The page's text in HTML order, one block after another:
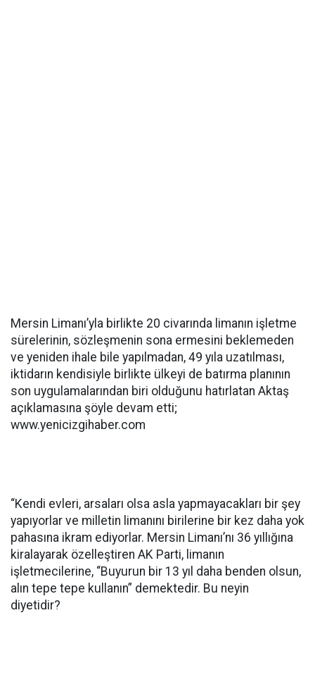
Mersin Limanı’yla birlikte 20 civarında limanın işletme
sürelerinin, sözleşmenin sona ermesini beklemeden
ve yeniden ihale bile yapılmadan, 49 yıla uzatılması,
iktidarın kendisiyle birlikte ülkeyi de batırma planının
son uygulamalarından biri olduğunu hatırlatan Aktaş
açıklamasına şöyle devam etti;
www.yenicizgihaber.com
“Kendi evleri, arsaları olsa asla yapmayacakları bir şey
yapıyorlar ve milletin limanını birilerine bir kez daha yok
pahasına ikram ediyorlar. Mersin Limanı’nı 36 yıllığına
kiralayarak özelleştiren AK Parti, limanın
işletmecilerine, “Buyurun bir 13 yıl daha benden olsun,
alın tepe tepe kullanın” demektedir. Bu neyin
diyetidir?